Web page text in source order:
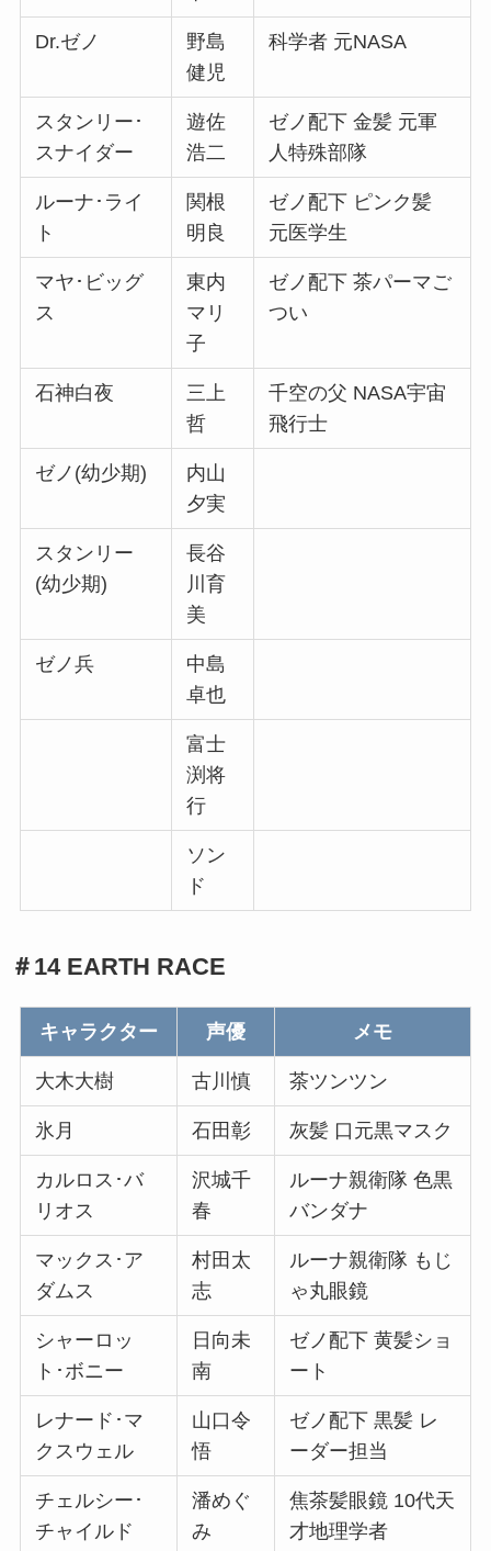
Dr.ゼノ
野島
健児
科学者 元NASA
スタンリー･
スナイダー
遊佐
浩二
ゼノ配下 金髪 元軍
人特殊部隊
ルーナ･ライ
ト
関根
明良
ゼノ配下 ピンク髪
元医学生
マヤ･ビッグ
ス
東内
マリ
子
ゼノ配下 茶パーマご
つい
石神白夜
三上
哲
千空の父 NASA宇宙
飛行士
ゼノ(幼少期)
内山
夕実
スタンリー
(幼少期)
長谷
川育
美
ゼノ兵
中島
卓也
富士
渕将
行
ソン
ド
＃14 EARTH RACE
キャラクター 声優 メモ
大木大樹 古川慎 茶ツンツン
氷月 石田彰 灰髪 口元黒マスク
カルロス･バ
リオス
沢城千
春
ルーナ親衛隊 色黒
バンダナ
マックス･ア
ダムス
村田太
志
ルーナ親衛隊 もじ
ゃ丸眼鏡
シャーロッ
ト･ボニー
日向未
南
ゼノ配下 黄髪ショ
ート
レナード･マ
クスウェル
山口令
悟
ゼノ配下 黒髪 レ
ーダー担当
チェルシー･
チャイルド
潘めぐ
み
焦茶髪眼鏡 10代天
才地理学者